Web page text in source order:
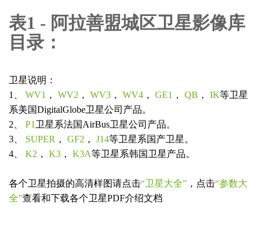
表1 - 阿拉善盟城区卫星影像库
目录：
卫星说明：
1、 WV1 ， WV2 ， WV3 ， WV4 ， GE1 ， QB ， IK等卫星
系美国DigitalGlobe卫星公司产品。
2、 P1 卫星系法国AirBus卫星公司产品。
3、 SUPER ， GF2 ， J14等卫星系国产卫星。
4、 K2 ， K3 ， K3A等卫星系韩国卫星产品。
各个卫星拍摄的高清样图请点击“卫星大全” ，点击“参数大
全”查看和下载各个卫星PDF介绍文档